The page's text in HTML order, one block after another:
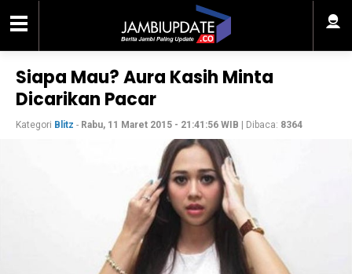
Siapa Mau? Aura Kasih Minta
Dicarikan Pacar
Kategori Blitz - Rabu, 11 Maret 2015 - 21:41:56 WIB | Dibaca: 8364